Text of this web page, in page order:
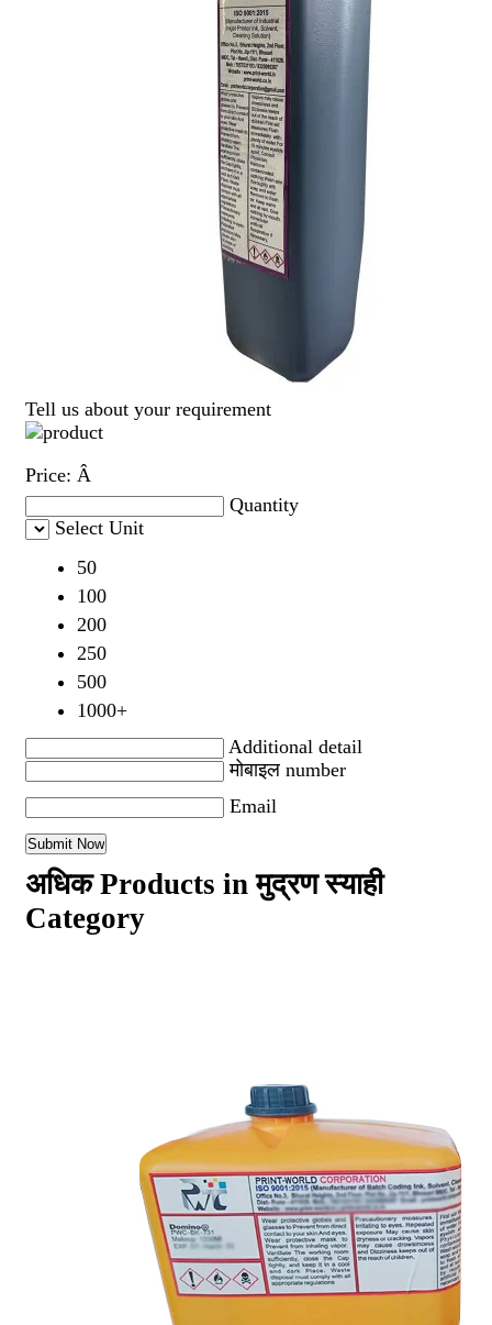
Tell us about your requirement
Price: Â
Quantity
Select Unit
50
100
200
250
500
1000+
Additional detail
मोबाइल number
Email
अधिक Products in मुद्रण स्याही
Category